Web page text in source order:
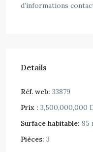
d’informations
Details
Réf. web: 33879
Prix : 3,500,000,000
Surface habitable: 95
Pièces: 3